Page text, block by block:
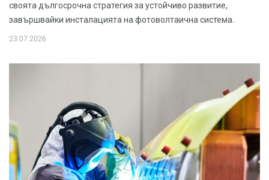
своята дългосрочна стратегия за устойчиво развитие,
завършвайки инсталацията на фотоволтаична система.
23.07.2026